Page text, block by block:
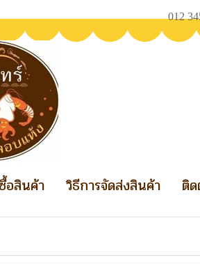
012
อสินค้า วิธีการจัดส่งสินค้า ติ